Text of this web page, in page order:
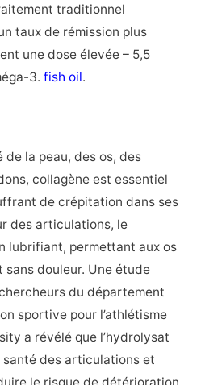
traditionnel
taux de rémission plus
une dose élevée – 5,5
3. fish oil.
de la peau, des os, des
collagène est essentiel
de crépitation dans ses
des articulations, le
lubrifiant, permettant aux os
douleur. Une étude
du département
sportive pour l’athlétisme
a révélé que l’hydrolysat
des articulations et